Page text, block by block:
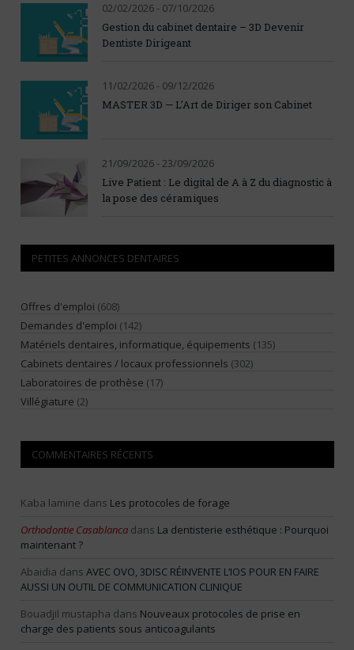
02/02/2026 - 07/10/2026
Gestion du cabinet dentaire – 3D Devenir
Dentiste Dirigeant
11/02/2026 - 09/12/2026
MASTER 3D — L’Art de Diriger son Cabinet
21/09/2026 - 23/09/2026
Live Patient : Le digital de A à Z du diagnostic à
la pose des céramiques
PETITES ANNONCES DENTAIRES
Offres d'emploi (608)
Demandes d'emploi (142)
Matériels dentaires, informatique, équipements (135)
Cabinets dentaires / locaux professionnels (302)
Laboratoires de prothèse (17)
Villégiature (2)
COMMENTAIRES RÉCENTS
Kaba lamine dans Les protocoles de forage
Orthodontie Casablanca dans La dentisterie esthétique : Pourquoi
maintenant ?
Abaidia dans AVEC OVO, 3DISC RÉINVENTE L’IOS POUR EN FAIRE
AUSSI UN OUTIL DE COMMUNICATION CLINIQUE
Bouadjil mustapha dans Nouveaux protocoles de prise en
charge des patients sous anticoagulants